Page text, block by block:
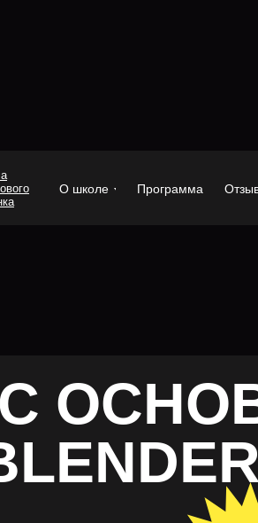
О школе Программа